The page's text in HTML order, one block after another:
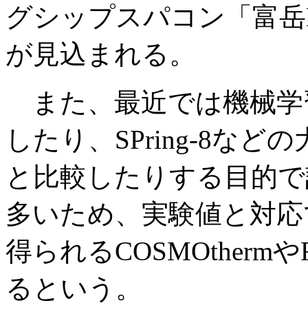
グシップスパコン「富
が見込まれる。
また、最近では機械
したり、SPring-8など
と比較したりする目的
多いため、実験値と対
得られるCOSMOtherm
るという。